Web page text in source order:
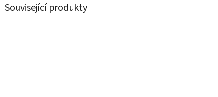
Související produkty